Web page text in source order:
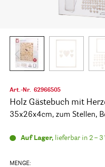
Art.-Nr. 62966505
Holz Gästebuch mit
35x26x4cm, zum Stellen,
Auf Lager, lieferbar in 2 –
MENGE: